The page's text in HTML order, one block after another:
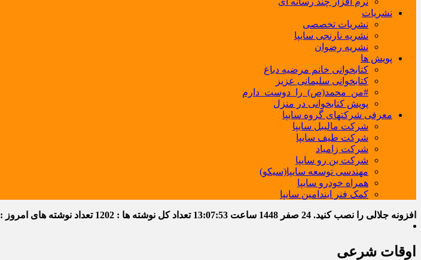
نشریات
نشریات تخصصی
نشریه نارنجی سایپا
نشریه رضوان
پویش ها
کتابخوانی خانم مرضیه دباغ
کتابخوانی سلیمانی عزیز
#من_محمد(ص)_را_دوست_دارم
پویش کتابخوانی در منزل
معرفی شرکتهای گروه سایپا
شرکت مالیبل سایپا
شرکت طیف سایپا
شرکت زامیاد
شرکت بن رو سایپا
مهندسی توسعه سایپا(سیکو)
همراه خودرو سایپا
کمک فنر ایندامین سایپا
افزونه جلالی را نصب کنید. 24 صفر 1448 ساعت 13:07:54 تعداد کل نوشته ها : 1202 تعداد نوشته های امروز : 0
اوقات شرعی